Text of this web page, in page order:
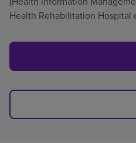
Health Rehabilitation Hospital